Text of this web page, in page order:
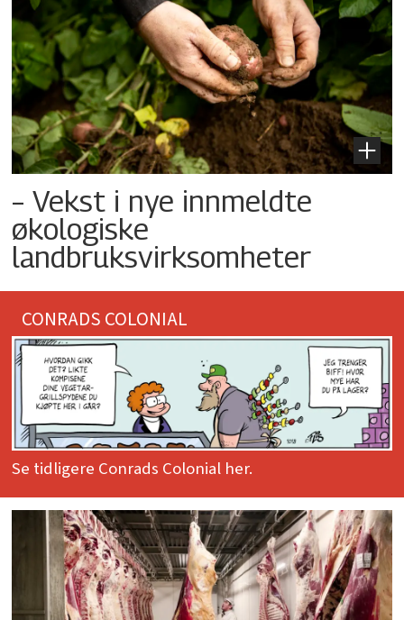
– Vekst i nye innmeldte
økologiske
landbruksvirksomheter
CONRADS COLONIAL
Se tidligere Conrads Colonial her.